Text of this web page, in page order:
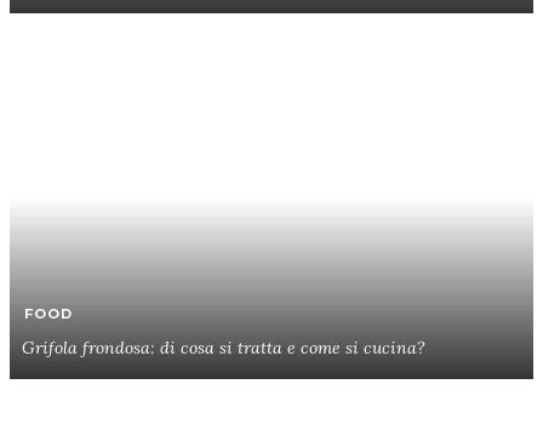
FOOD
Grifola frondosa: di cosa si tratta e come si cucina?